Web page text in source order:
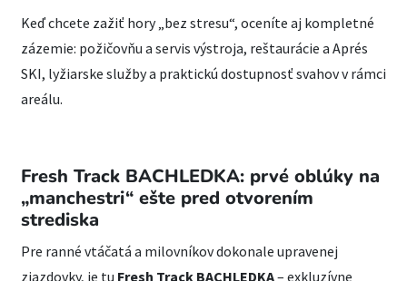
Keď chcete zažiť hory „bez stresu“, oceníte aj kompletné
zázemie: požičovňu a servis výstroja, reštaurácie a Aprés
SKI, lyžiarske služby a praktickú dostupnosť svahov v rámci
areálu.
Fresh Track BACHLEDKA: prvé oblúky na
„manchestri“ ešte pred otvorením
strediska
Pre ranné vtáčatá a milovníkov dokonale upravenej
zjazdovky, je tu Fresh Track BACHLEDKA– exkluzívne